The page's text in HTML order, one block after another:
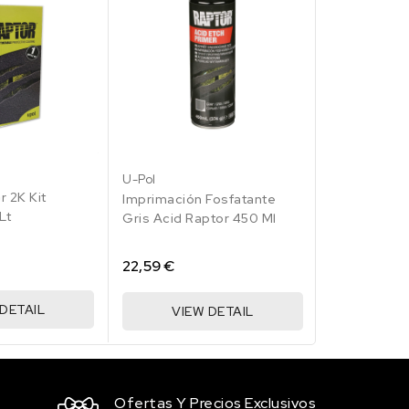
2K Kit
U-Pol
Imprimación Fosfatante
Gris Acid Raptor 450 Ml
22,59 €
VIEW DETAIL
Ofertas Y Precios Exclusivos